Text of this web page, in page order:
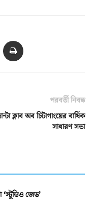
পরবর্তী নিবন্ধ
ক্লাব অব চিটাগাংয়ের বার্ষিক
সাধারণ সভা
‘স্টুডিও জেড’